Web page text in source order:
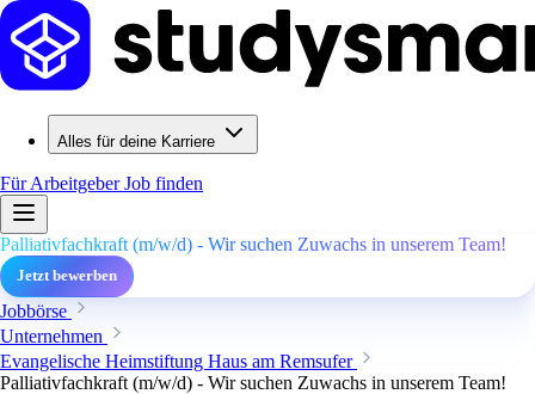
Alles für deine Karriere
Für ArbeitgeberJob finden
Palliativfachkraft (m/w/d) - Wir suchen Zuwachs in unserem Team!
Jetzt bewerben
Jobbörse
Unternehmen
Evangelische Heimstiftung Haus am Remsufer
Palliativfachkraft (m/w/d) - Wir suchen Zuwachs in unserem Team!